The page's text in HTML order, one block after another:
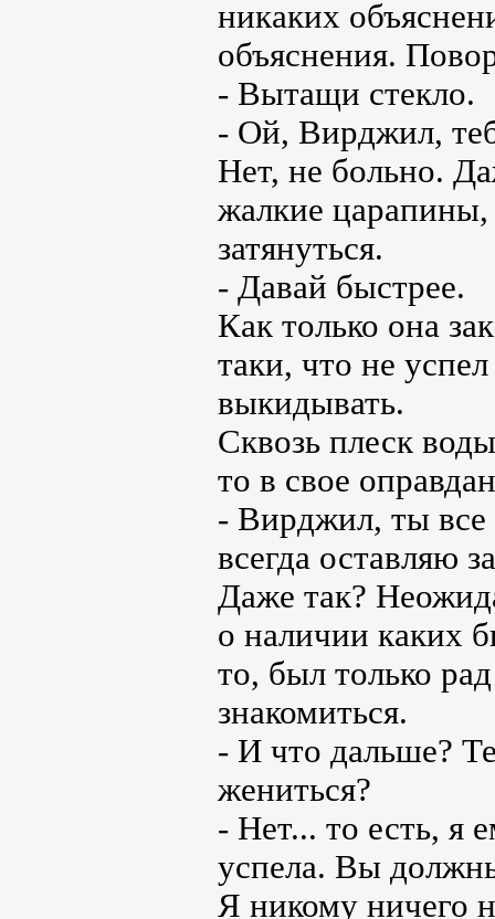
никаких
объяснения.
- Вытащи стекло.
- Ой, Вирджил,
Нет, не больно.
жалкие
затянуться.
- Давай быстрее.
Как только она
таки, что не
выкидывать.
Сквозь плеск
то в свое
- Вирджил, ты все
всегда оставляю
Даже так?
о наличии каких
то, был только
знакомиться.
- И что дальше?
жениться?
- Нет... то есть, я
успела. Вы
Я никому ничего